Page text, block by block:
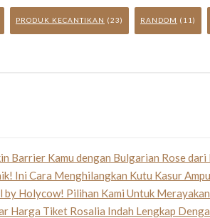
PRODUK KECANTIKAN (23) RANDOM (11)
Barrier Kamu dengan Bulgarian Rose
Ini Cara Menghilangkan Kutu Kasur
by Holycow! Pilihan Kami Untuk
Harga Tiket Rosalia Indah Lengkap